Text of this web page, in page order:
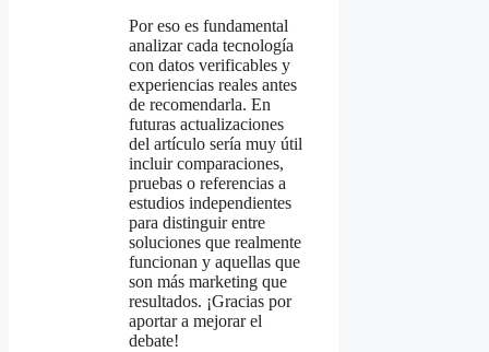
Por eso es fundamental
analizar cada tecnología
con datos verificables y
experiencias reales antes
de recomendarla. En
futuras actualizaciones
del artículo sería muy útil
incluir comparaciones,
pruebas o referencias a
estudios independientes
para distinguir entre
soluciones que realmente
funcionan y aquellas que
son más marketing que
resultados. ¡Gracias por
aportar a mejorar el
debate!